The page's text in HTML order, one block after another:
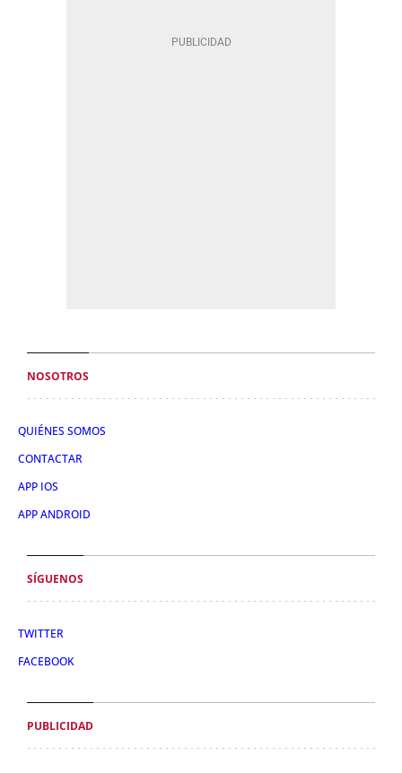
NOSOTROS
QUIÉNES SOMOS
CONTACTAR
APP IOS
APP ANDROID
SÍGUENOS
TWITTER
FACEBOOK
PUBLICIDAD